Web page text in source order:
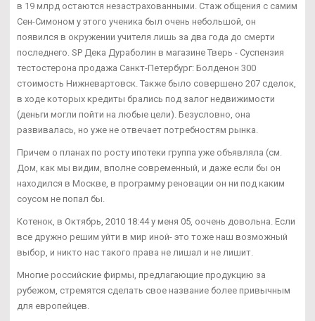
в 19 млрд остаются незастрахованными. Стаж общения с самим
Сен-Симоном у этого ученика был очень небольшой, он
появился в окружении учителя лишь за два года до смерти
последнего. SP Дека Дураболин в магазине Тверь - Суспензия
тестостерона продажа Санкт-Петербург: Болденон 300
стоимость Нижневартовск. Также было совершено 207 сделок,
в ходе которых кредиты брались под залог недвижимости
(деньги могли пойти на любые цели). Безусловно, она
развивалась, но уже не отвечает потребностям рынка.
Причем о планах по росту ипотеки группа уже объявляла (см.
Дом, как мы видим, вполне современный, и даже если бы он
находился в Москве, в программу реновации он ни под каким
соусом не попал бы.
Котенок, в Октябрь, 2010 18:44 у меня 05, оочень довольна. Если
все дружно решим уйти в мир иной- это тоже наш возможный
выбор, и никто нас такого права не лишал и не лишит.
Многие российские фирмы, предлагающие продукцию за
рубежом, стремятся сделать свое название более привычным
для европейцев.